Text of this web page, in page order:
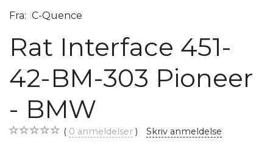
Fra: C-Quence
Rat Interface 451-
42-BM-303 Pioneer
- BMW
0 anmeldelser Skriv anmeldelse